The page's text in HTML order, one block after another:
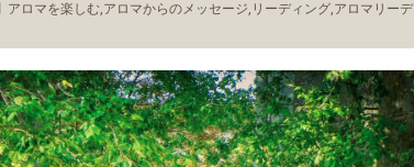
アロマを楽しむ,アロマからのメッセージ, リーディング,アロマリーデ